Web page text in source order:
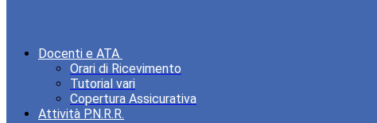
Docenti e ATA
Orari di Ricevimento
Tutorial vari
Copertura Assicurativa
Attività P.N.R.R.